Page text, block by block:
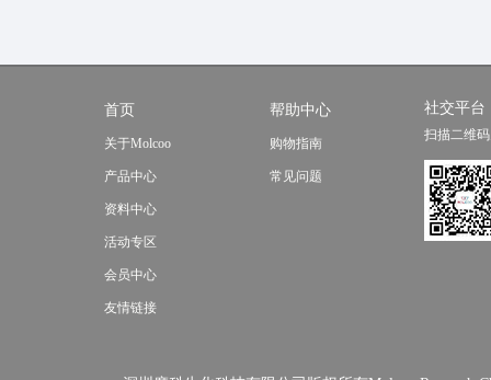
首页
关于Molcoo
产品中心
资料中心
活动专区
会员中心
友情链接
帮助中心
购物指南
常见问题
社交平台
扫描二维